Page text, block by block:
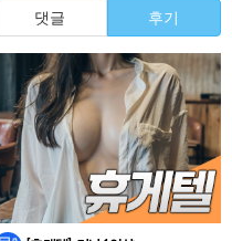
댓글 후기